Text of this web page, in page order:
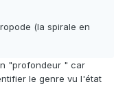
(la spirale en
"profondeur " car
le genre vu l'état